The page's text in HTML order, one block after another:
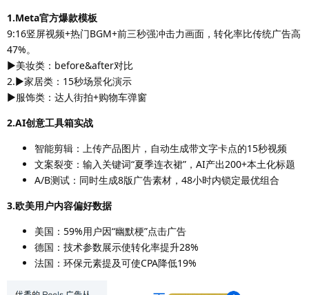
1.Meta官方爆款模板
9:16竖屏视频+热门BGM+前三秒强冲击力画面，转化率比传统广告高
47%。
▶美妆类：before&after对比
2.▶家居类：15秒场景化演示
▶服饰类：达人街拍+购物车弹窗
2.AI创意工具箱实战
智能剪辑：上传产品图片，自动生成带文字卡点的15秒视频
文案裂变：输入关键词“夏季连衣裙”，AI产出200+本土化标题
A/B测试：同时生成8版广告素材，48小时内锁定最优组合
3.欧美用户内容偏好数据
美国：59%用户因“幽默梗”点击广告
德国：技术参数展示使转化率提升28%
法国：环保元素提及可使CPA降低19%